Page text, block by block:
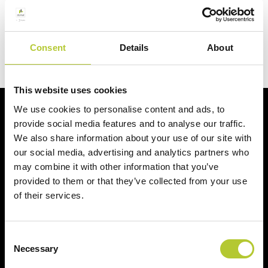
Consent Details About
This website uses cookies
We use cookies to personalise content and ads, to
provide social media features and to analyse our traffic.
We also share information about your use of our site with
our social media, advertising and analytics partners who
may combine it with other information that you’ve
provided to them or that they’ve collected from your use
of their services.
Selection
Necessary
Contattaci
Al vostro fianco per i vostri progetti
Serramentisti Domal